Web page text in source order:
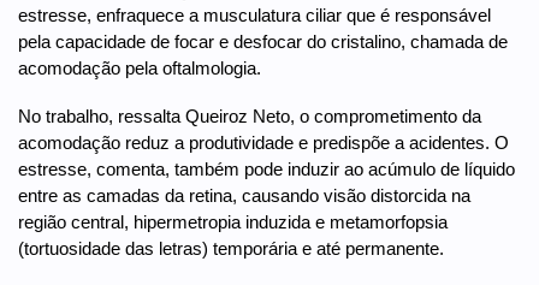
estresse, enfraquece a musculatura ciliar que é responsável
pela capacidade de focar e desfocar do cristalino, chamada de
acomodação pela oftalmologia.
No trabalho, ressalta Queiroz Neto, o comprometimento da
acomodação reduz a produtividade e predispõe a acidentes. O
estresse, comenta, também pode induzir ao acúmulo de líquido
entre as camadas da retina, causando visão distorcida na
região central, hipermetropia induzida e metamorfopsia
(tortuosidade das letras) temporária e até permanente.